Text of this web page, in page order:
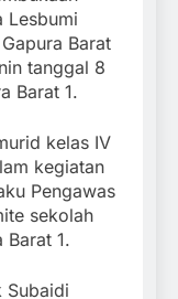
Lesbumi
Barat
tanggal 8
Barat 1.
kelas IV
kegiatan
Pengawas
sekolah
Barat 1.
Subaidi